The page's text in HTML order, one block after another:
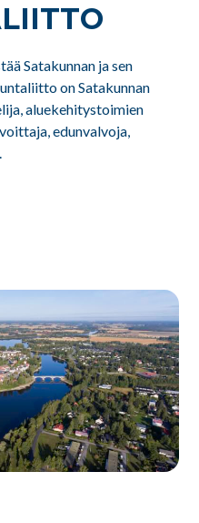
Satakunnan ja sen
on Satakunnan
aluekehitystoimien
edunvalvoja,